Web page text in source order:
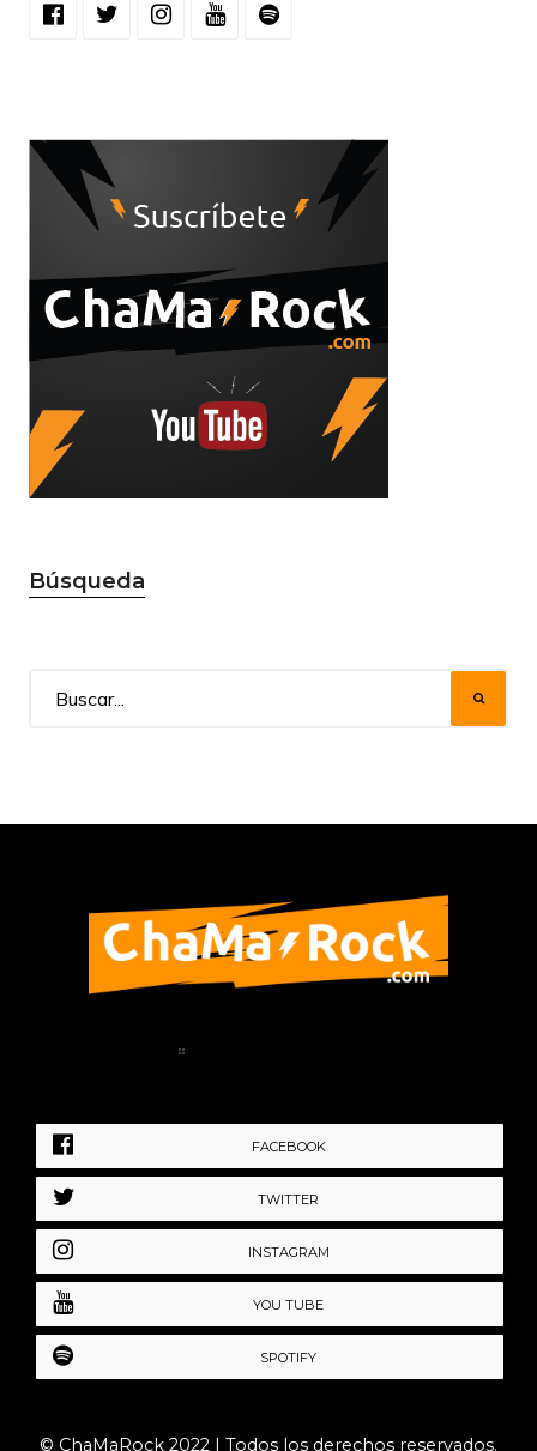
Búsqueda
FACEBOOK
TWITTER
INSTAGRAM
YOU TUBE
SPOTIFY
© ChaMaRock 2022 | Todos los derechos reservados.